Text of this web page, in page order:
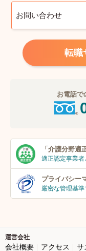
お問い合わせ
転職
お電話で
「介護分野適
適正認定事業者
プライバシー
厳密な管理基準
運営会社
会社概要 アクセス サ